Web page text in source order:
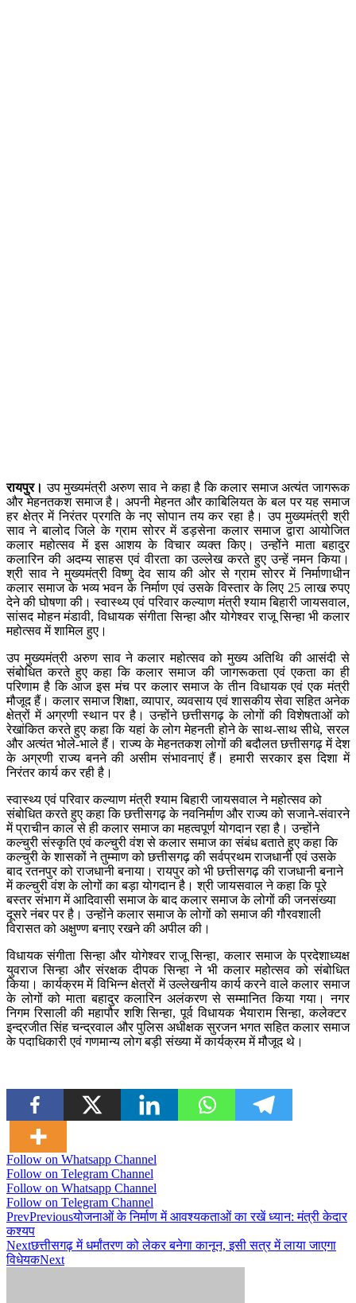
रायपुर। उप मुख्यमंत्री अरुण साव ने कहा है कि कलार समाज अत्यंत जागरूक
और मेहनतकश समाज है। अपनी मेहनत और काबिलियत के बल पर यह समाज
हर क्षेत्र में निरंतर प्रगति के नए सोपान तय कर रहा है। उप मुख्यमंत्री श्री
साव ने बालोद जिले के ग्राम सोरर में डड़सेना कलार समाज द्वारा आयोजित
कलार महोत्सव में इस आशय के विचार व्यक्त किए। उन्होेंने माता बहादुर
कलारिन की अदम्य साहस एवं वीरता का उल्लेख करते हुए उन्हें नमन किया।
श्री साव ने मुख्यमंत्री विष्णु देव साय की ओर से ग्राम सोरर में निर्माणाधीन
कलार समाज के भव्य भवन के निर्माण एवं उसके विस्तार के लिए 25 लाख रुपए
देने की घोषणा की। स्वास्थ्य एवं परिवार कल्याण मंत्री श्याम बिहारी जायसवाल,
सांसद मोहन मंडावी, विधायक संगीता सिन्हा और योगेश्वर राजू सिन्हा भी कलार
महोत्सव में शामिल हुए।
उप मुख्यमंत्री अरुण साव ने कलार महोत्सव को मुख्य अतिथि की आसंदी से
संबोधित करते हुए कहा कि कलार समाज की जागरूकता एवं एकता का ही
परिणाम है कि आज इस मंच पर कलार समाज के तीन विधायक एवं एक मंत्री
मौजूद हैं। कलार समाज शिक्षा, व्यापार, व्यवसाय एवं शासकीय सेवा सहित अनेक
क्षेत्रों में अग्रणी स्थान पर है। उन्होंने छत्तीसगढ़ के लोगों की विशेषताओं को
रेखांकित करते हुए कहा कि यहां के लोग मेहनती होने के साथ-साथ सीधे, सरल
और अत्यंत भोले-भाले हैं। राज्य के मेहनतकश लोगों की बदौलत छत्तीसगढ़ में देश
के अग्रणी राज्य बनने की असीम संभावनाएं हैं। हमारी सरकार इस दिशा में
निरंतर कार्य कर रही है।
स्वास्थ्य एवं परिवार कल्याण मंत्री श्याम बिहारी जायसवाल ने महोत्सव को
संबोधित करते हुए कहा कि छत्तीसगढ़ के नवनिर्माण और राज्य को सजाने-संवारने
में प्राचीन काल से ही कलार समाज का महत्वपूर्ण योगदान रहा है। उन्होंने
कल्चुरी संस्कृति एवं कल्चुरी वंश से कलार समाज का संबंध बताते हुए कहा कि
कल्चुरी के शासकों ने तुम्माण को छत्तीसगढ़ की सर्वप्रथम राजधानी एवं उसके
बाद रतनपुर को राजधानी बनाया। रायपुर को भी छत्तीसगढ़ की राजधानी बनाने
में कल्चुरी वंश के लोगों का बड़ा योगदान है। श्री जायसवाल ने कहा कि पूरे
बस्तर संभाग में आदिवासी समाज के बाद कलार समाज के लोगों की जनसंख्या
दूसरे नंबर पर है। उन्होंने कलार समाज के लोगों को समाज की गौरवशाली
विरासत को अक्षुण्ण बनाए रखने की अपील की।
विधायक संगीता सिन्हा और योगेश्वर राजू सिन्हा, कलार समाज के प्रदेशाध्यक्ष
युवराज सिन्हा और संरक्षक दीपक सिन्हा ने भी कलार महोत्सव को संबोधित
किया। कार्यक्रम में विभिन्न क्षेत्रों में उल्लेखनीय कार्य करने वाले कलार समाज
के लोगों को माता बहादुर कलारिन अलंकरण से सम्मानित किया गया। नगर
निगम रिसाली की महापौर शशि सिन्हा, पूर्व विधायक भैयाराम सिन्हा, कलेक्टर
इन्द्रजीत सिंह चन्द्रवाल और पुलिस अधीक्षक सुरजन भगत सहित कलार समाज
के पदाधिकारी एवं गणमान्य लोग बड़ी संख्या में कार्यक्रम में मौजूद थे।
Follow on Whatsapp Channel
Follow on Telegram Channel
Follow on Whatsapp Channel
Follow on Telegram Channel
PrevPreviousयोजनाओं के निर्माण में आवश्यकताओं का रखें ध्यान: मंत्री केदार
कश्यप
Nextछत्तीसगढ़ में धर्मांतरण को लेकर बनेगा कानून, इसी सत्र में लाया जाएगा
विधेयकNext